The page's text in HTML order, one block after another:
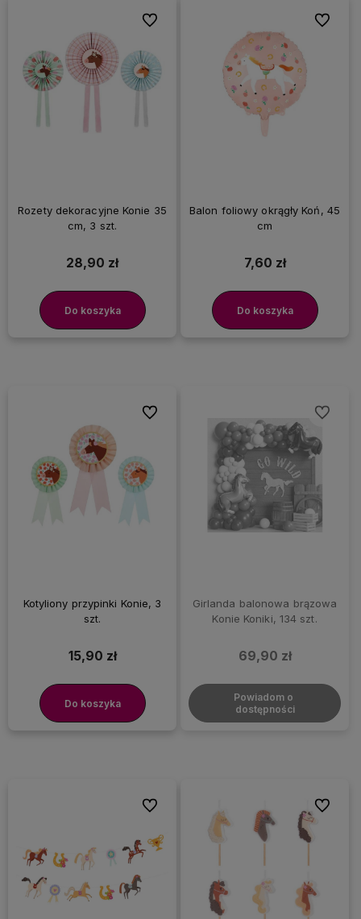
Rozety dekoracyjne Konie 35
cm, 3 szt.
28,90 zł
Do koszyka
Do ulubionych
Balon foliowy okrągły Koń, 45
cm
7,60 zł
Do koszyka
Do
Kotyliony przypinki Konie, 3
szt.
15,90 zł
Do koszyka
Do ulubionych
Girlanda balonowa brązowa
Konie Koniki, 134 szt.
69,90 zł
Powiadom o
dostępności
Do
Do ulubionych Do